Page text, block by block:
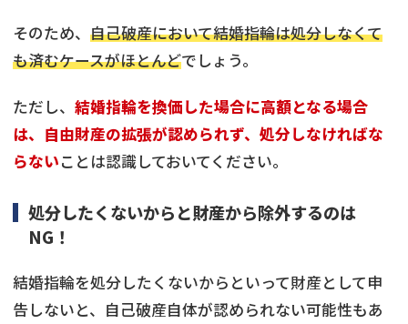
そのため、 自己破産において結婚指輪は処分しなくて
も済むケースがほとんどでしょう。
ただし、 結婚指輪を換価した場合に高額となる場合
は、自由財産の拡張が認められず、処分しなければな
らないことは認識しておいてください。
処分したくないからと財産から除外するのは
NG！
結婚指輪を処分したくないからといって財産として申
告しないと、自己破産自体が認められない可能性もあ